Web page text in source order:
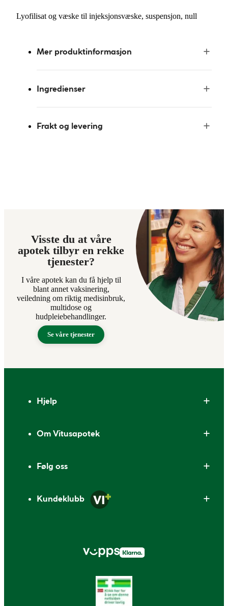
Lyofilisat og væske til injeksjonsvæske, suspensjon, null
Mer produktinformasjon
Ingredienser
Frakt og levering
Visste du at våre
apotek tilbyr en rekke
tjenester?
I våre apotek kan du få hjelp til
blant annet vaksinering,
veiledning om riktig medisinbruk,
multidose og
hudpleiebehandlinger.
Se våre tjenester
Hjelp
Om Vitusapotek
Følg oss
Kundeklubb